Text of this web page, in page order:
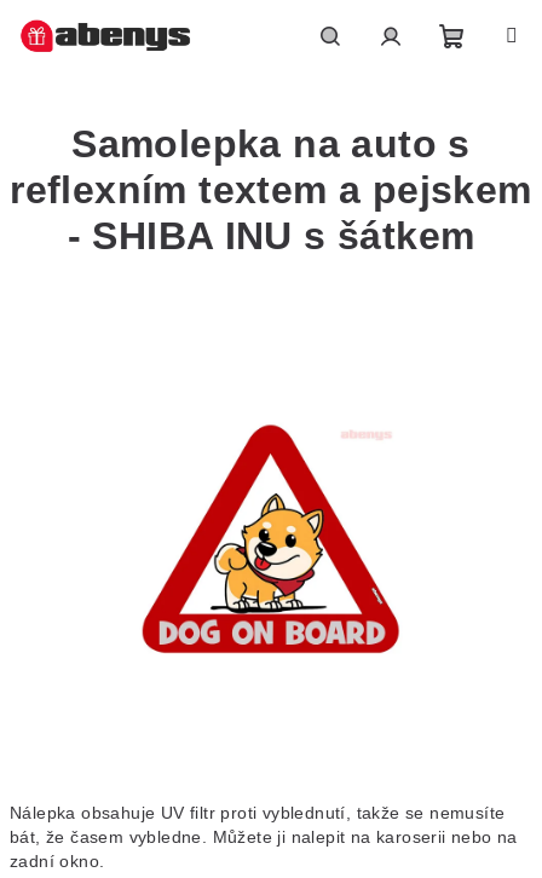
košík
Nálepka obsahuje UV filtr proti vyblednutí, takže se nemusíte
bát, že časem vybledne. Můžete ji nalepit na karoserii nebo na
zadní okno.
Samolepka na auto s
reflexním textem a pejskem
- SHIBA INU s šátkem